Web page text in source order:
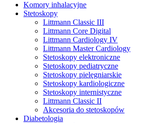
Komory inhalacyjne
Stetoskopy
Littmann Classic III
Littmann Core Digital
Littmann Cardiology IV
Littmann Master Cardiology
Stetoskopy elektroniczne
Stetoskopy pediatryczne
Stetoskopy pielęgniarskie
Stetoskopy kardiologiczne
Stetoskopy internistyczne
Littmann Classic II
Akcesoria do stetoskopów
Diabetologia